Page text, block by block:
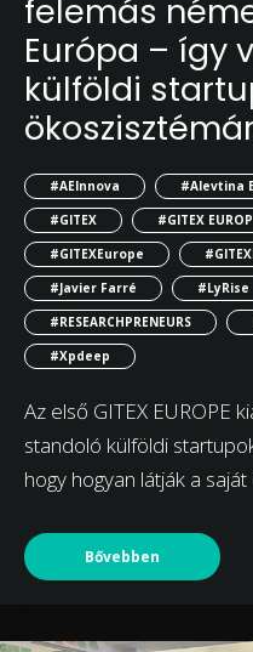
felemás
Európa – így
külföldi
#AEInnova #Alevtina
#GITEX
#GITEX
#GITEXEurope
#Javier Farré
#LyRise
#RESEARCHPRENEURS
#Xpdeep
Az első GITEX EUROPE
standoló külföldi
hogy hogyan látják a
Bővebben